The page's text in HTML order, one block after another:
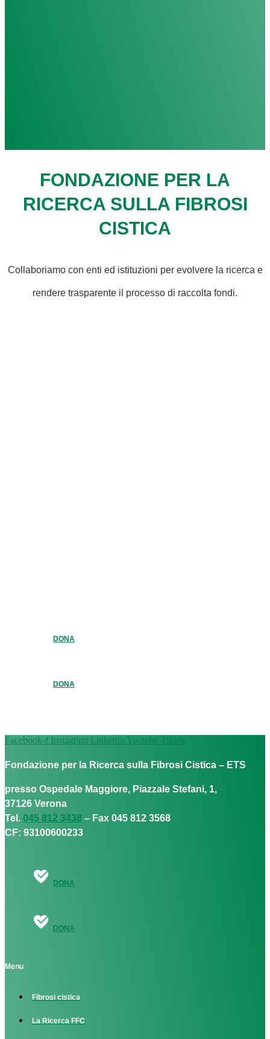
FONDAZIONE PER LA
RICERCA SULLA FIBROSI
CISTICA
Collaboriamo con enti ed istituzioni per evolvere la ricerca e
rendere trasparente il processo di raccolta fondi.
DONA
DONA
Facebook-f Instagram Linkedin Youtube Tiktok
Fondazione per la Ricerca sulla Fibrosi Cistica – ETS
presso Ospedale Maggiore, Piazzale Stefani, 1,
37126 Verona
Tel. 045 812 3438 – Fax 045 812 3568
CF: 93100600233
DONA
DONA
Menu
Fibrosi cistica
La Ricerca FFC